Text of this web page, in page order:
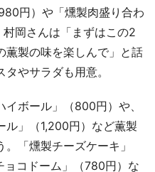
円）や「燻製肉盛り合わ
岡さんは「まずはこの2
薫製の味を楽しんで」と話
やサラダも用意。
ボール」（800円）や、
ル」（1,200円）など薫製
「燻製チーズケーキ」
ョコドーム」（780円）な